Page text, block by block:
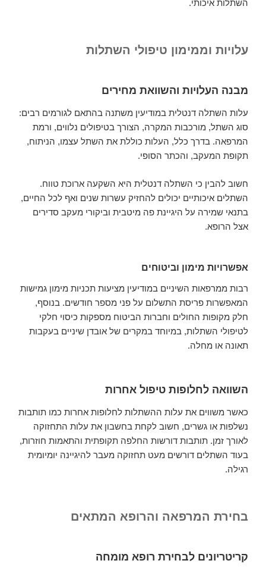
השתלות איכותי.
עלויות וממימון טיפולי השתלות
מבנה העלויות והשוואת מחירים
עלות השתלה דנטלית במודיעין משתנה בהתאם לגורמים רבים:
סוג השתל, מורכבות המקרה, הצורך בטיפולים נלווים, ורמת
המרפאה. בדרך כלל, העלות כוללת את השתל עצמו, הניתוח,
תקופת המעקב, והכתר הסופי.
חשוב להבין כי השתלה דנטלית היא השקעה ארוכת טווח.
השתלים איכותיים יכולים להחזיק עשרות שנים ואף לכל החיים,
בתנאי שמירה על היגיינת פה מיטבית וביקורי מעקב סדירים
אצל הרופא.
אפשרויות מימון וביטוחים
רבות ממרפאות השיניים במודיעין מציעות תכניות מימון גמישות
המאפשרות פריסת התשלום על פני מספר חודשים. בנוסף,
חלק מקופות החולים וחברות הביטוח מספקות כיסוי חלקי
לטיפולי השתלות, במיוחד במקרים של אובדן שיניים בעקבות
תאונה או מחלה.
השוואה לחלופות טיפול אחרות
כאשר משווים את עלות ההשתלות לחלופות אחרות כמו תותבות
נשלפות או גשרים, חשוב לקחת בחשבון את עלות התחזוקה
לאורך זמן. תותבות דורשות החלפה תקופתית והתאמות חוזרות,
בעוד השתלים דורשים מעט תחזוקה מעבר להיגיינה יומיומית
רגילה.
בחירת המרפאה והרופא המתאים
קריטריונים לבחירת רופא מומחה